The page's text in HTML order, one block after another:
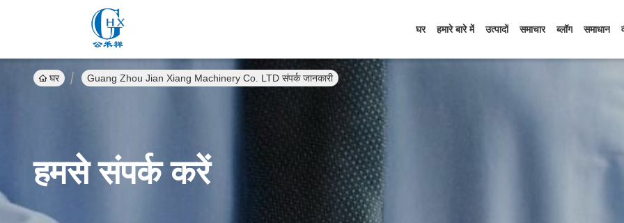
घर हमारे बारे में उत्पादों समाचार ब्लॉग समाधान
घर Guang Zhou Jian Xiang Machinery Co. LTD संपर्क जानकारी
हमसे संपर्क करें